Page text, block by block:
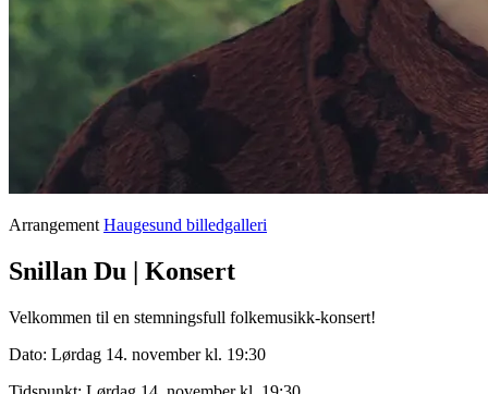
Arrangement Haugesund billedgalleri
Snillan Du | Konsert
Velkommen til en stemningsfull folkemusikk-konsert!
Dato: Lørdag 14. november kl. 19:30